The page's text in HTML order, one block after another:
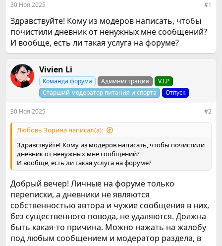
м
ы
а
30 Ноя 2025 #1
Здравствуйте! Кому из модеров написать, чтобы
почистили дневник от ненужных мне сообщений?
И вообще, есть ли такая услуга на форуме?
Vivien Li
Команда форума Администрация
V.I.P
Старший модератор питания и спорта
Отпуск
30 Ноя 2025 #2
Любовь Зорина написал(а):
Здравствуйте! Кому из модеров написать, чтобы почистили
дневник от ненужных мне сообщений?
И вообще, есть ли такая услуга на форуме?
Добрый вечер! Личные на форуме только
переписки, а дневники не являются
собственностью автора и чужие сообщения в них,
без существенного повода, не удаляются. Должна
быть какая-то причина. Можно нажать на жалобу
под любым сообщением и модератор раздела, в